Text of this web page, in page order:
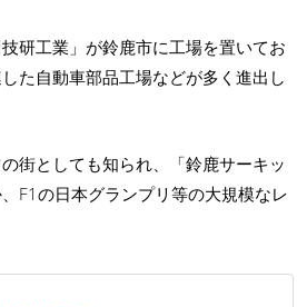
研工業」が鈴鹿市に工場を置いてお
た自動車部品工場などが多く進出し
街としても知られ、「鈴鹿サーキッ
F1の日本グランプリ等の大規模なレ